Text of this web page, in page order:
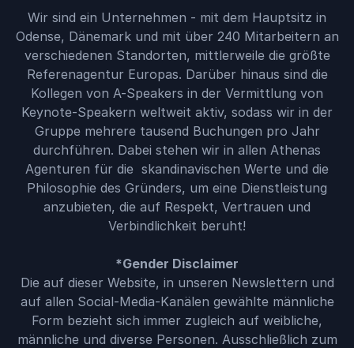
Wir sind ein Unternehmen - mit dem Hauptsitz in
Odense, Dänemark und mit über 240 Mitarbeitern an
verschiedenen Standorten, mittlerweile die größte
Referenagentur Europas. Darüber hinaus sind die
Kollegen von A-Speakers in der Vermittlung von
Keynote-Speakern weltweit aktiv, sodass wir in der
Gruppe mehrere tausend Buchungen pro Jahr
durchführen. Dabei stehen wir in allen Athenas
Agenturen für die skandinavischen Werte und die
Philosophie des Gründers, um eine Dienstleistung
anzubieten, die auf Respekt, Vertrauen und
Verbindlichkeit beruht!
*Gender Disclaimer
Die auf dieser Website, in unseren Newslettern und
auf allen Social-Media-Kanälen gewählte männliche
Form bezieht sich immer zugleich auf weibliche,
männliche und diverse Personen. Ausschließlich zum